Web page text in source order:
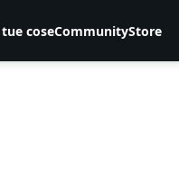
coseCommunityStore